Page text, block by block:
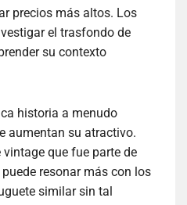
precios más altos. Los
el trasfondo de
su contexto
historia a menudo
aumentan su atractivo.
que fue parte de
resonar más con los
similar sin tal